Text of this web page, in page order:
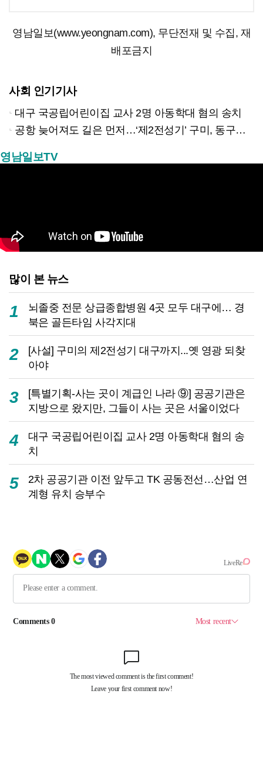
영남일보(www.yeongnam.com), 무단전재 및 수집, 재
배포금지
사회 인기기사
대구 국공립어린이집 교사 2명 아동학대 혐의 송치
공항 늦어져도 길은 먼저…‘제2전성기’ 구미, 동구미역 더 절실
영남일보TV
많이 본 뉴스
1
뇌졸중 전문 상급종합병원 4곳 모두 대구에… 경
북은 골든타임 사각지대
2
[사설] 구미의 제2전성기 대구까지...옛 영광 되찾
아야
3
[특별기획-사는 곳이 계급인 나라 ⑨] 공공기관은
지방으로 왔지만, 그들이 사는 곳은 서울이었다
4
대구 국공립어린이집 교사 2명 아동학대 혐의 송
치
5
2차 공공기관 이전 앞두고 TK 공동전선…산업 연
계형 유치 승부수